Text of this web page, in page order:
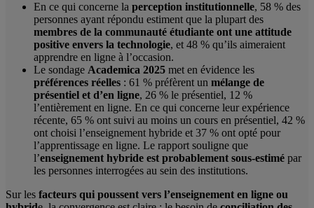
En ce qui concerne la perception institutionnelle, 58 % des
personnes ayant répondu estiment que la plupart des
membres de la communauté étudiante ont une attitude
positive envers la technologie, et 48 % qu’ils aimeraient
apprendre en ligne à l’occasion.
Le sondage Academica 2025 met en évidence les
préférences réelles : 61 % préfèrent un mélange de
présentiel et d’en ligne, 26 % le présentiel, 12 %
l’entièrement en ligne. En ce qui concerne leur expérience
récente, 65 % ont suivi au moins un cours en présentiel, 42 %
ont choisi l’enseignement hybride et 37 % ont opté pour
l’apprentissage en ligne. Le rapport souligne que
l’enseignement hybride est probablement sous-estimé par
les personnes interrogées au sein des institutions.
Sur les facteurs qui poussent vers l’enseignement en ligne ou